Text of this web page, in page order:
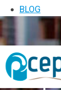
BLOG